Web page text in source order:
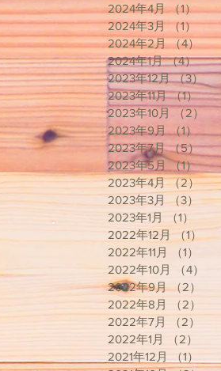
2024年4月 （1）1件
2024年3月 （1）1件
2024年2月 （4）4件
2024年1月 （4）4件
2023年12月 （3）3
2023年11月 （1）1件
2023年10月
（2）
2
2023年9月 （1）
2023年7月 （5）5件
2023年5月 （1）1件
2023年4月 （2）2件
2023年3月 （3）
3件
2023年1月
（1）
1件
2022年12月
（1）1件
2022年11月
（1）
2022年10月
（4）
2022年9月 （2）
2022年8月
（2）
2022年7月
（2）
2022年1月
（2）
2021年12月
（1）